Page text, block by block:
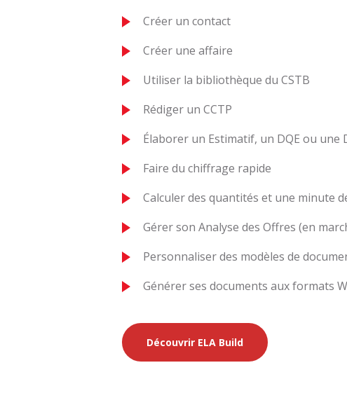
Créer un contact
Créer une affaire
Utiliser la bibliothèque du CSTB
Rédiger un CCTP
Élaborer un Estimatif, un DQE ou une
Faire du chiffrage rapide
Calculer des quantités et une minute
Gérer son Analyse des Offres (en
Personnaliser des modèles de
Générer ses documents aux formats
Découvrir ELA Build